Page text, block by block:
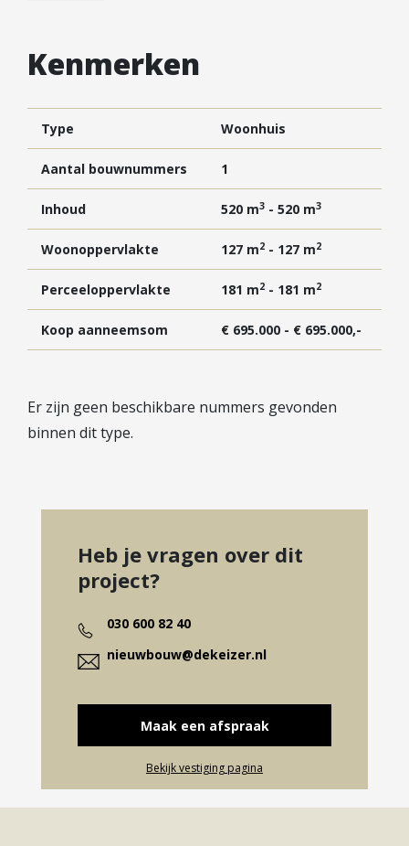
Vestiging Houten
Vestiging Utrecht
Vestiging Maarssen
Inloggen MOVE
Kenmerken
Type Woonhuis
Aantal bouwnummers 1
Inhoud 520 m3 - 520 m3
Woonoppervlakte 127 m2 - 127 m2
Perceeloppervlakte 181 m2 - 181 m2
Koop aanneemsom € 695.000 - € 695.000,-
Er zijn geen beschikbare nummers gevonden
binnen dit type.
Heb je vragen over dit
project?
030 600 82 40
nieuwbouw@dekeizer.nl
Maak een afspraak
Bekijk vestiging pagina